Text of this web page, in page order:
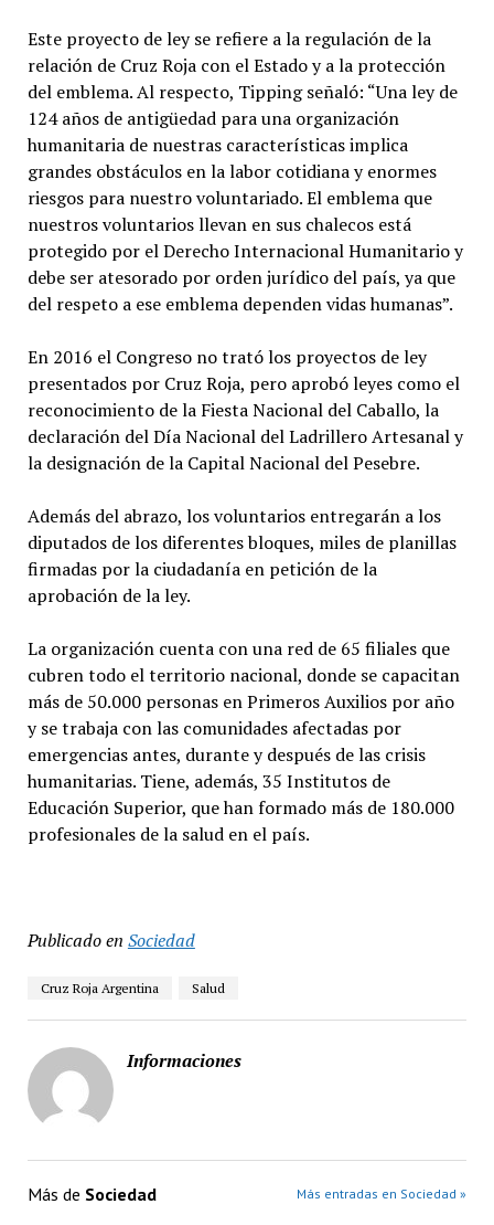
Este proyecto de ley se refiere a la regulación de la
relación de Cruz Roja con el Estado y a la protección
del emblema. Al respecto, Tipping señaló: “Una ley de
124 años de antigüedad para una organización
humanitaria de nuestras características implica
grandes obstáculos en la labor cotidiana y enormes
riesgos para nuestro voluntariado. El emblema que
nuestros voluntarios llevan en sus chalecos está
protegido por el Derecho Internacional Humanitario y
debe ser atesorado por orden jurídico del país, ya que
del respeto a ese emblema dependen vidas humanas”.
En 2016 el Congreso no trató los proyectos de ley
presentados por Cruz Roja, pero aprobó leyes como el
reconocimiento de la Fiesta Nacional del Caballo, la
declaración del Día Nacional del Ladrillero Artesanal y
la designación de la Capital Nacional del Pesebre.
Además del abrazo, los voluntarios entregarán a los
diputados de los diferentes bloques, miles de planillas
firmadas por la ciudadanía en petición de la
aprobación de la ley.
La organización cuenta con una red de 65 filiales que
cubren todo el territorio nacional, donde se capacitan
más de 50.000 personas en Primeros Auxilios por año
y se trabaja con las comunidades afectadas por
emergencias antes, durante y después de las crisis
humanitarias. Tiene, además, 35 Institutos de
Educación Superior, que han formado más de 180.000
profesionales de la salud en el país.
Publicado en Sociedad
Cruz Roja Argentina Salud
Informaciones
Más de Sociedad Más entradas en Sociedad »